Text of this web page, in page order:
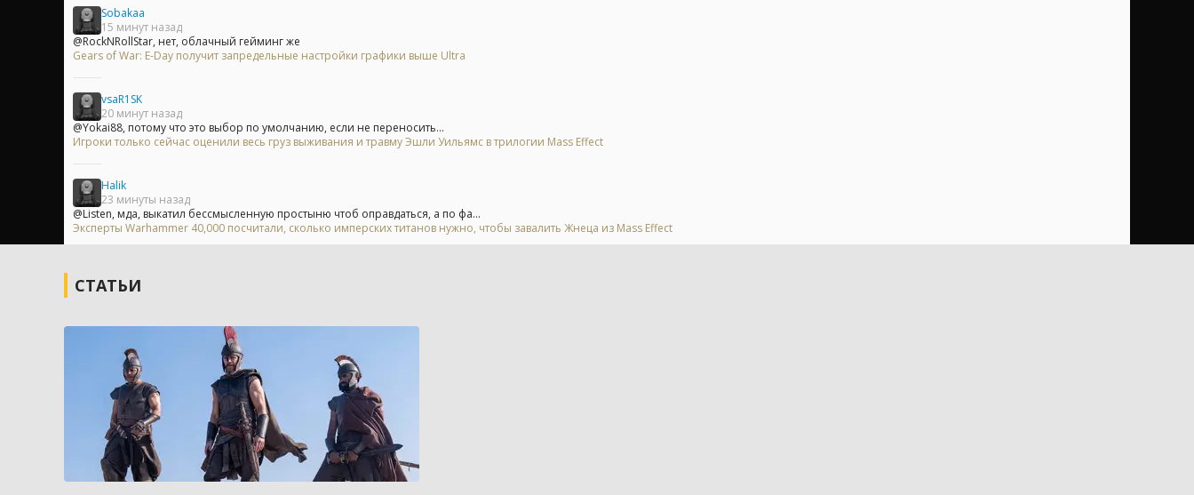
Sobakaa
15 минут назад
@RockNRollStar, нет, облачный гейминг же
Gears of War: E-Day получит запредельные настройки графики выше Ultra
vsaR1SK
20 минут назад
@Yokai88, потому что это выбор по умолчанию, если не переносить...
Игроки только сейчас оценили весь груз выживания и травму Эшли Уильямс в трилогии Mass Effect
Halik
23 минуты назад
@Listen, мда, выкатил бессмысленную простыню чтоб оправдаться, а по фа...
Эксперты Warhammer 40,000 посчитали, сколько имперских титанов нужно, чтобы завалить Жнеца из Mass Effect
СТАТЬИ